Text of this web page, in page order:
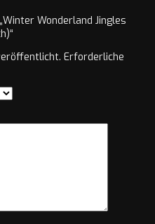
Wonderland Jingles
Erforderliche